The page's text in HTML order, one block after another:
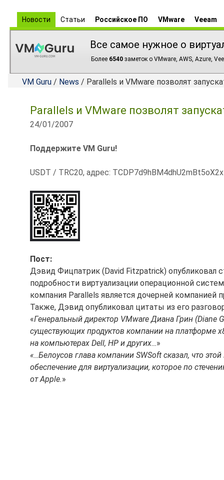
Новости Статьи Российское ПО VMware Veeam
Все самое нужное о
Более 6540 заметок о VMware, AWS, Azure,
VM Guru / News / Parallels и VMware позволят
Parallels и VMware позволят
24/01/2007
Поддержите VM Guru!
USDT / TRC20, адрес:
Пост:
Дэвид Фицпатрик (David Fitzpatrick) опубликовал
подробности виртуализации операционной
компания Parallels является дочерней компанией
Также, Дэвид опубликовал цитаты из его
«Генеральный директор VMware Диана Грин (Diane
существующих продуктов компании на платформе
на компьютерах Dell, HP и других…»
«…Белоусов глава компании SWSoft сказал, что
обеспечение для виртуализации, которое по
от Apple.»